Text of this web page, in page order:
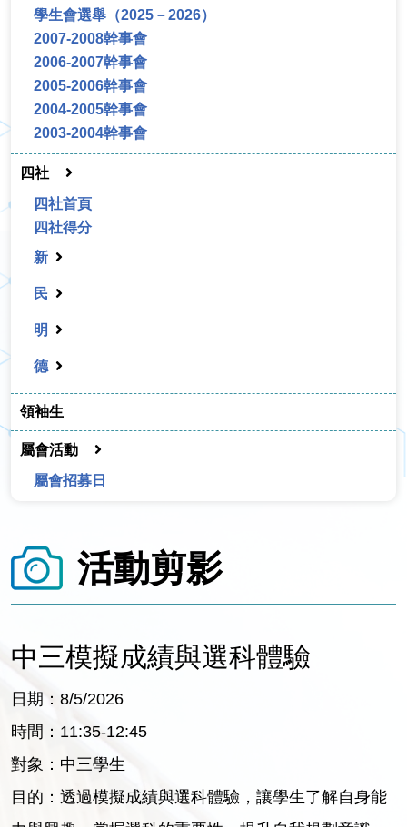
學生會選舉（2025－2026）
2007-2008幹事會
2006-2007幹事會
2005-2006幹事會
2004-2005幹事會
2003-2004幹事會
四社
四社首頁
四社得分
新
民
明
德
領袖生
屬會活動
屬會招募日
活動剪影
中三模擬成績與選科體驗
日期：8/5/2026
時間：11:35-12:45
對象：中三學生
目的：透過模擬成績與選科體驗，讓學生了解自身能